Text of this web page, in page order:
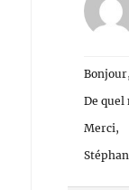
Bonjour,
De quel
Merci,